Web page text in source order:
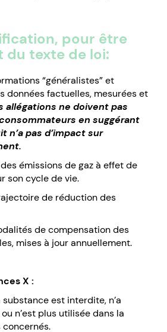
pour être
du texte de loi:
“généralistes” et
données factuelles, mesurées et
allégations ne doivent pas
en suggérant
n’a pas d’impact sur
émissions de gaz à effet de
son cycle de vie.
de réduction des
de compensation des
mises à jour annuellement.
X :
est interdite, n’a
n’est plus utilisée dans la